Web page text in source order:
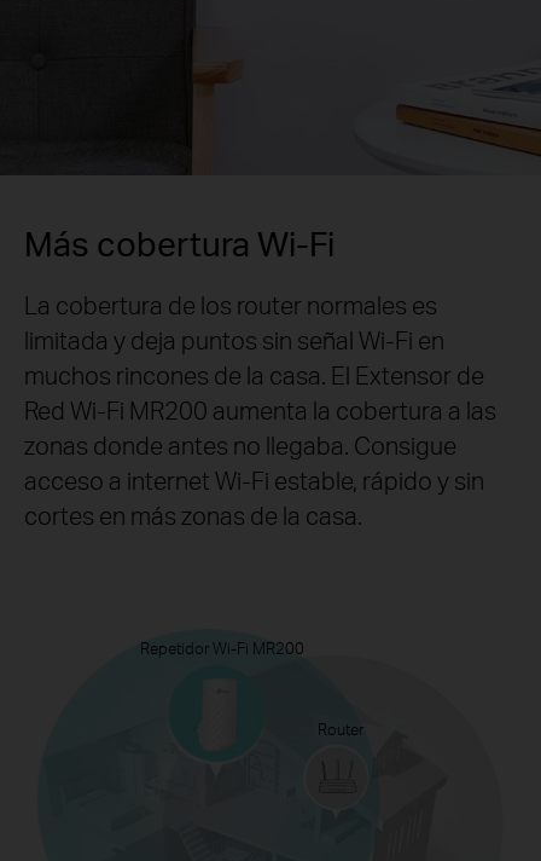
Más cobertura Wi-Fi
La cobertura de los router normales es
limitada y deja puntos sin señal Wi-Fi en
muchos rincones de la casa. El Extensor de
Red Wi-Fi MR200 aumenta la cobertura a las
zonas donde antes no llegaba. Consigue
acceso a internet Wi-Fi estable, rápido y sin
cortes en más zonas de la casa.
Repetidor Wi-Fi MR200
Router